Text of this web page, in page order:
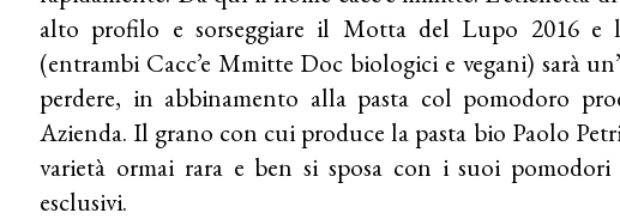
alto profilo e sorseggiare il Motta del Lupo 2016 e
(entrambi Cacc’e Mmitte Doc biologici e vegani) sarà
perdere, in abbinamento alla pasta col pomodoro
Azienda. Il grano con cui produce la pasta bio Paolo
varietà ormai rara e ben si sposa con i suoi
esclusivi.